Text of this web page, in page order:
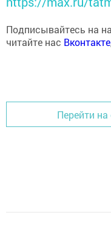
Подписывайтесь на
читайте нас Вконтакте
Перейти